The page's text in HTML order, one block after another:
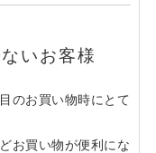
いお客様
のお買い物時にとて
お買い物が便利にな